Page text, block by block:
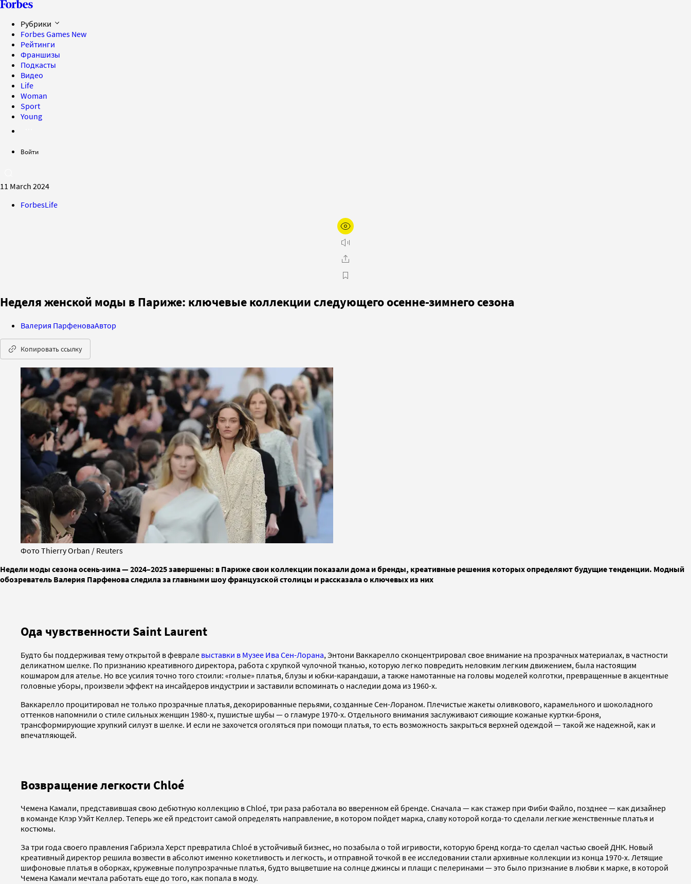
Рубрики
Forbes Games New
Рейтинги
Франшизы
Подкасты
Видео
Life
Woman
Sport
Young
Войти
11 March 2024
ForbesLife
Неделя женской моды в Париже: ключевые коллекции следующего осенне-зимнего сезона
Валерия ПарфеноваАвтор
Копировать ссылку
Фото Thierry Orban / Reuters
Недели моды сезона осень-зима — 2024–2025 завершены: в Париже свои коллекции показали дома и бренды, креативные решения которых определяют будущие тенденции. Модный
обозреватель Валерия Парфенова следила за главными шоу французской столицы и рассказала о ключевых из них
Ода чувственности Saint Laurent
Будто бы поддерживая тему открытой в феврале выставки в Музее Ива Сен-Лорана, Энтони Ваккарелло сконцентрировал свое внимание на прозрачных материалах, в частности
деликатном шелке. По признанию креативного директора, работа с хрупкой чулочной тканью, которую легко повредить неловким легким движением, была настоящим
кошмаром для ателье. Но все усилия точно того стоили: «голые» платья, блузы и юбки-карандаши, а также намотанные на головы моделей колготки, превращенные в акцентные
головные уборы, произвели эффект на инсайдеров индустрии и заставили вспоминать о наследии дома из 1960-х.
Ваккарелло процитировал не только прозрачные платья, декорированные перьями, созданные Сен-Лораном. Плечистые жакеты оливкового, карамельного и шоколадного
оттенков напомнили о стиле сильных женщин 1980-х, пушистые шубы — о гламуре 1970-х. Отдельного внимания заслуживают сияющие кожаные куртки-броня,
трансформирующие хрупкий силуэт в шелке. И если не захочется оголяться при помощи платья, то есть возможность закрыться верхней одеждой — такой же надежной, как и
впечатляющей.
Возвращение легкости Chloé
Чемена Камали, представившая свою дебютную коллекцию в Chloé, три раза работала во вверенном ей бренде. Сначала — как стажер при Фиби Файло, позднее — как дизайнер
в команде Клэр Уэйт Келлер. Теперь же ей предстоит самой определять направление, в котором пойдет марка, славу которой когда-то сделали легкие женственные платья и
костюмы.
За три года своего правления Габриэла Херст превратила Chloé в устойчивый бизнес, но позабыла о той игривости, которую бренд когда-то сделал частью своей ДНК. Новый
креативный директор решила возвести в абсолют именно кокетливость и легкость, и отправной точкой в ее исследовании стали архивные коллекции из конца 1970-х. Летящие
шифоновые платья в оборках, кружевные полупрозрачные платья, будто выцветшие на солнце джинсы и плащи с пелеринами — это было признание в любви к марке, в которой
Чемена Камали мечтала работать еще до того, как попала в моду.